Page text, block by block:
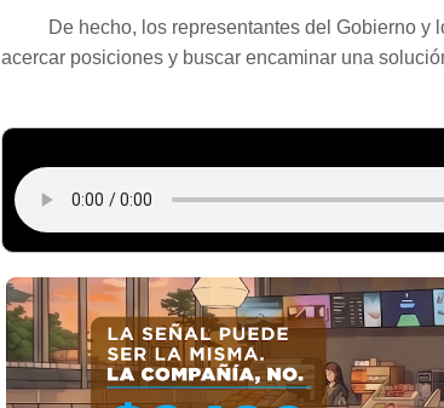
De hecho, los representantes del Gobierno
acercar posiciones y buscar encaminar una